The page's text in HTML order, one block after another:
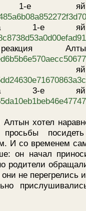
1-е
1-е
3-е
Алтын хотел
И со временем
он начал
родители
не перегрелись